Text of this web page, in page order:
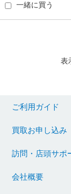
一緒に買う
表
ご利用ガイド
買取お申し込み
訪問・店頭サポ
会社概要